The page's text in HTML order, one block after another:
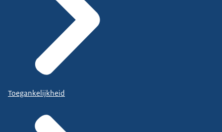
Toegankelijkheid